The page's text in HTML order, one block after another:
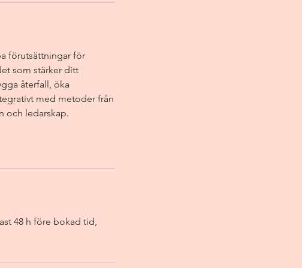
förutsättningar för
som stärker ditt
återfall, öka
med metoder från
och ledarskap.
48 h före bokad tid,